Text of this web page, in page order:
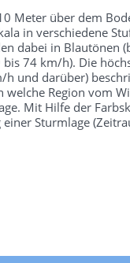
Meter über dem
in verschiedene
dabei in
74 km/h). Die
und darüber)
Region vom
Mit Hilfe der
Sturmlage